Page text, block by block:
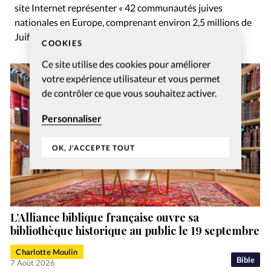
COOKIES
Ce site utilise des cookies pour améliorer
votre expérience utilisateur et vous permet
de contrôler ce que vous souhaitez activer.
Personnaliser
OK, J'ACCEPTE TOUT
site Internet représenter « 42 communautés juives
nationales en Europe, comprenant environ 2,5 millions de
Juifs ».
Bible
L’Alliance biblique française ouvre sa
bibliothèque historique au public le 19 septembre
Charlotte Moulin
7 Août 2026